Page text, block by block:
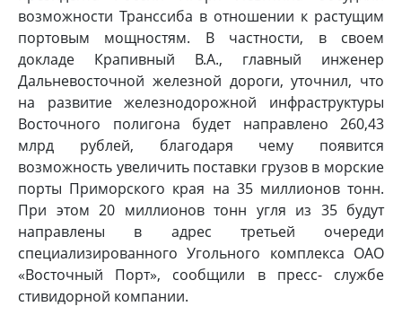
возможности Транссиба в отношении к растущим
портовым мощностям. В частности, в своем
докладе Крапивный В.А., главный инженер
Дальневосточной железной дороги, уточнил, что
на развитие железнодорожной инфраструктуры
Восточного полигона будет направлено 260,43
млрд рублей, благодаря чему появится
возможность увеличить поставки грузов в морские
порты Приморского края на 35 миллионов тонн.
При этом 20 миллионов тонн угля из 35 будут
направлены в адрес третьей очереди
специализированного Угольного комплекса ОАО
«Восточный Порт», сообщили в пресс- службе
стивидорной компании.